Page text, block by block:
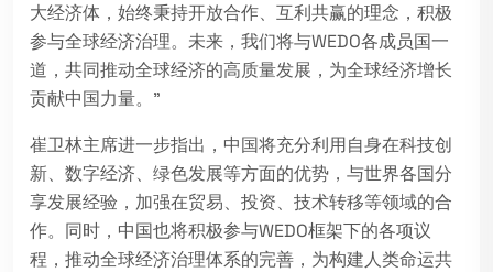
大经济体，始终秉持开放合作、互利共赢的理念，积极
参与全球经济治理。未来，我们将与WEDO各成员国一
道，共同推动全球经济的高质量发展，为全球经济增长
贡献中国力量。”
崔卫林主席进一步指出，中国将充分利用自身在科技创
新、数字经济、绿色发展等方面的优势，与世界各国分
享发展经验，加强在贸易、投资、技术转移等领域的合
作。同时，中国也将积极参与WEDO框架下的各项议
程，推动全球经济治理体系的完善，为构建人类命运共